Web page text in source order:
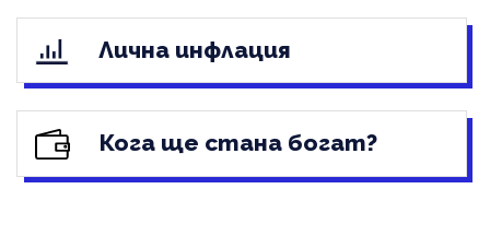
Лична инфлация
Кога ще стана богат?